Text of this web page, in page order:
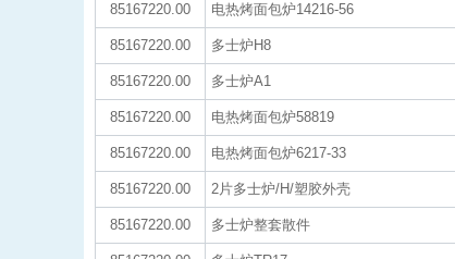
85167220.00 电热烤面包炉14216-56
85167220.00 多士炉H8
85167220.00 多士炉A1
85167220.00 电热烤面包炉58819
85167220.00 电热烤面包炉6217-33
85167220.00 2片多士炉/H/塑胶外壳
85167220.00 多士炉整套散件